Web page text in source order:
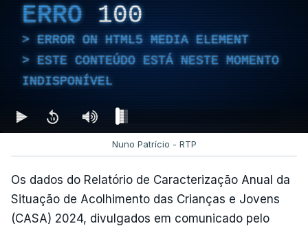
ERRO 100
ERROR ON HTML5 MEDIA ELEMENT
ESTE CONTEÚDO ESTÁ NESTE MOMENTO
INDISPONÍVEL
Nuno Patrício - RTP
Os dados do Relatório de Caracterização Anual da
Situação de Acolhimento das Crianças e Jovens
(CASA) 2024, divulgados em comunicado pelo